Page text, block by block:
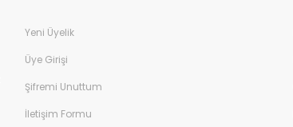
Yeni Üyelik
Üye Girişi
Şifremi Unuttum
İletişim Formu